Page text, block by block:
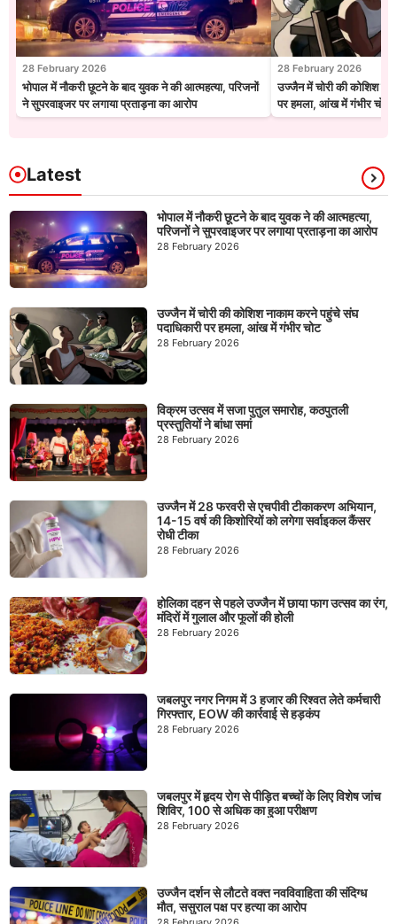
28 February 2026
भोपाल में नौकरी छूटने के बाद युवक ने की आत्महत्या, परिजनों
ने सुपरवाइजर पर लगाया प्रताड़ना का आरोप
28 February 2026
उज्जैन में चोरी की कोशिश
पर हमला, आंख में गंभीर चोट
Latest
भोपाल में नौकरी छूटने के बाद युवक ने की आत्महत्या,
परिजनों ने सुपरवाइजर पर लगाया प्रताड़ना का आरोप
28 February 2026
उज्जैन में चोरी की कोशिश नाकाम करने पहुंचे संघ
पदाधिकारी पर हमला, आंख में गंभीर चोट
28 February 2026
विक्रम उत्सव में सजा पुतुल समारोह, कठपुतली
प्रस्तुतियों ने बांधा समां
28 February 2026
उज्जैन में 28 फरवरी से एचपीवी टीकाकरण अभियान,
14-15 वर्ष की किशोरियों को लगेगा सर्वाइकल कैंसर
रोधी टीका
28 February 2026
होलिका दहन से पहले उज्जैन में छाया फाग उत्सव का रंग,
मंदिरों में गुलाल और फूलों की होली
28 February 2026
जबलपुर नगर निगम में 3 हजार की रिश्वत लेते कर्मचारी
गिरफ्तार, EOW की कार्रवाई से हड़कंप
28 February 2026
जबलपुर में हृदय रोग से पीड़ित बच्चों के लिए विशेष जांच
शिविर, 100 से अधिक का हुआ परीक्षण
28 February 2026
उज्जैन दर्शन से लौटते वक्त नवविवाहिता की संदिग्ध
मौत, ससुराल पक्ष पर हत्या का आरोप